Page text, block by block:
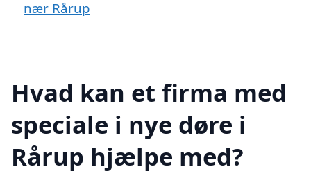
nær Rårup
Hvad kan et firma med
speciale i nye døre i
Rårup hjælpe med?